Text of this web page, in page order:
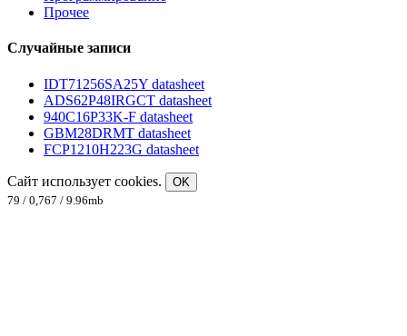
Прочее
Случайные записи
IDT71256SA25Y datasheet
ADS62P48IRGCT datasheet
940C16P33K-F datasheet
GBM28DRMT datasheet
FCP1210H223G datasheet
Сайт использует cookies.
OK
79 / 0,767 / 9.96mb